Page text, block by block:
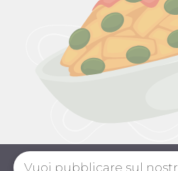
Style guide
Vuoi pubblicare sul